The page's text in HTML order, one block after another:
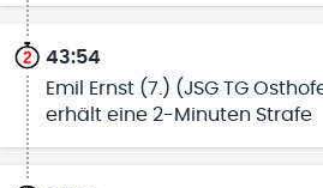
43:54
Emil Ernst (7.) (JSG TG
erhält eine 2-Minuten Strafe